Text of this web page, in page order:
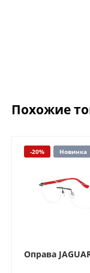
Похожие
-20% Новинка
Оправа